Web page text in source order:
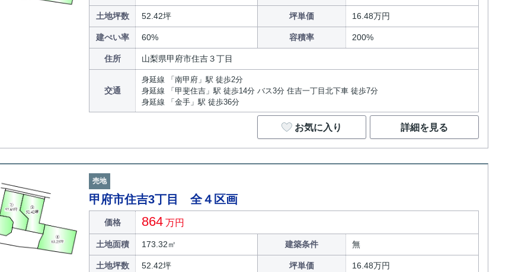
土地坪数 52.42坪 坪単価 16.48万円
建ぺい率 60% 容積率 200%
住所 山梨県甲府市住吉３丁目
交通
身延線 「南甲府」駅 徒歩2分
身延線 「甲斐住吉」駅 徒歩14分 バス3分 住吉一丁目北下車 徒歩7分
身延線 「金手」駅 徒歩36分
お気に入り 詳細を見る
売地
甲府市住吉3丁目 全４区画
価格 864 万円
土地面積 173.32㎡ 建築条件 無
土地坪数 52.42坪 坪単価 16.48万円